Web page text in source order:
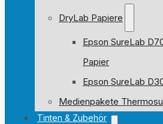
DryLab Papiere
Epson SureLab
Papier
Epson SureLab
Medienpakete
Tinten & Zubehör